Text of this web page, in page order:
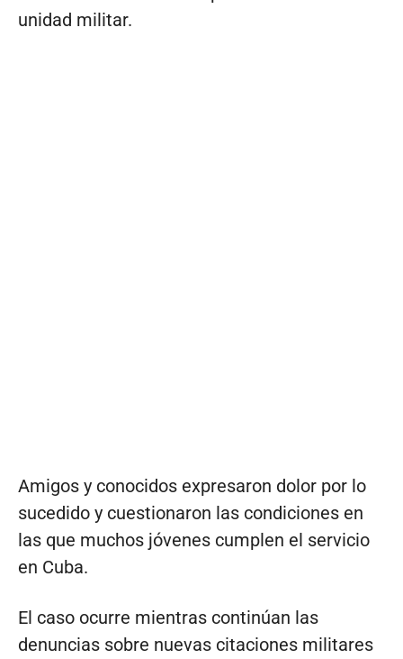
unidad militar.
Amigos y conocidos expresaron dolor por lo
sucedido y cuestionaron las condiciones en
las que muchos jóvenes cumplen el servicio
en Cuba.
El caso ocurre mientras continúan las
denuncias sobre nuevas citaciones militares